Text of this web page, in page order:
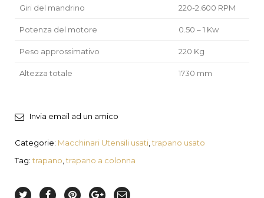
Giri del mandrino 220-2.600 RPM
Potenza del motore 0.50 – 1 Kw
Peso approssimativo 220 Kg
Altezza totale 1730 mm
Invia email ad un amico
Categorie: Macchinari Utensili usati ,trapano usato
Tag:trapano ,trapano a colonna